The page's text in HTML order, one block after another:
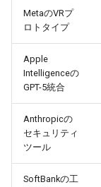
2026-02-25
2026-02-24
2026-02-23
2026-02-22
2026-02-21
MetaのVRプ
ロトタイプ
Apple
Intelligenceの
GPT-5統合
Anthropicの
セキュリティ
ツール
SoftBankの工